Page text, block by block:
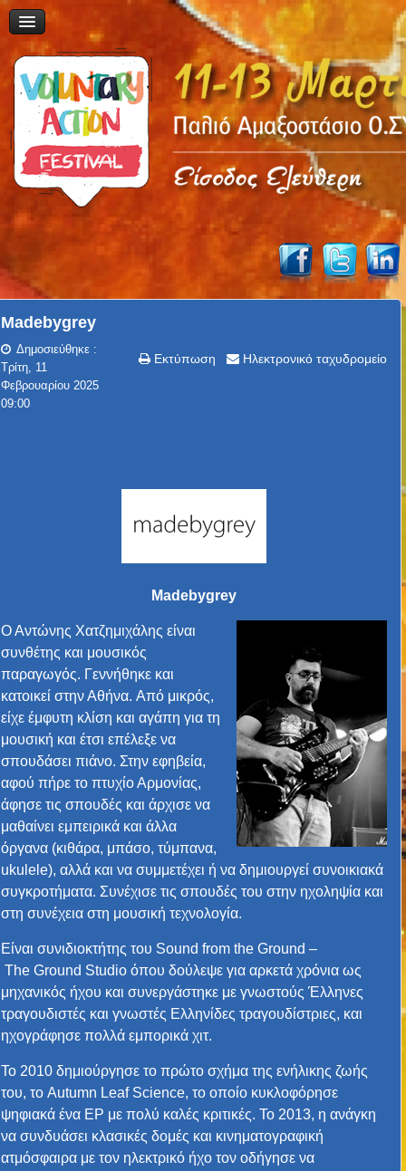
Madebygrey
Εκτύπωση Ηλεκτρονικό ταχυδρομείο
Δημοσιεύθηκε :
Τρίτη, 11
Φεβρουαρίου 2025
09:00
Madebygrey
Ο Αντώνης Χατζημιχάλης είναι
συνθέτης και μουσικός
παραγωγός. Γεννήθηκε και
κατοικεί στην Αθήνα. Από μικρός,
είχε έμφυτη κλίση και αγάπη για τη
μουσική και έτσι επέλεξε να
σπουδάσει πιάνο. Στην εφηβεία,
αφού πήρε το πτυχίο Αρμονίας,
άφησε τις σπουδές και άρχισε να
μαθαίνει εμπειρικά και άλλα
όργανα (κιθάρα, μπάσο, τύμπανα,
ukulele), αλλά και να συμμετέχει ή να δημιουργεί συνοικιακά
συγκροτήματα. Συνέχισε τις σπουδές του στην ηχοληψία και
στη συνέχεια στη μουσική τεχνολογία.
Είναι συνιδιοκτήτης του Sound from the Ground –
The Ground Studio όπου δούλεψε για αρκετά χρόνια ως
μηχανικός ήχου και συνεργάστηκε με γνωστούς Έλληνες
τραγουδιστές και γνωστές Ελληνίδες τραγουδίστριες, και
ηχογράφησε πολλά εμπορικά χιτ.
Το 2010 δημιούργησε το πρώτο σχήμα της ενήλικης ζωής
του, το Autumn Leaf Science, το οποίο κυκλοφόρησε
ψηφιακά ένα EP με πολύ καλές κριτικές. Το 2013, η ανάγκη
να συνδυάσει κλασικές δομές και κινηματογραφική
ατμόσφαιρα με τον ηλεκτρικό ήχο τον οδήγησε να